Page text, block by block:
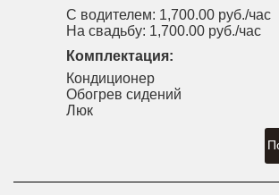
С водителем: 1,700.00 руб./час
На свадьбу: 1,700.00 руб./час
Комплектация:
Кондиционер
Обогрев сидений
Люк